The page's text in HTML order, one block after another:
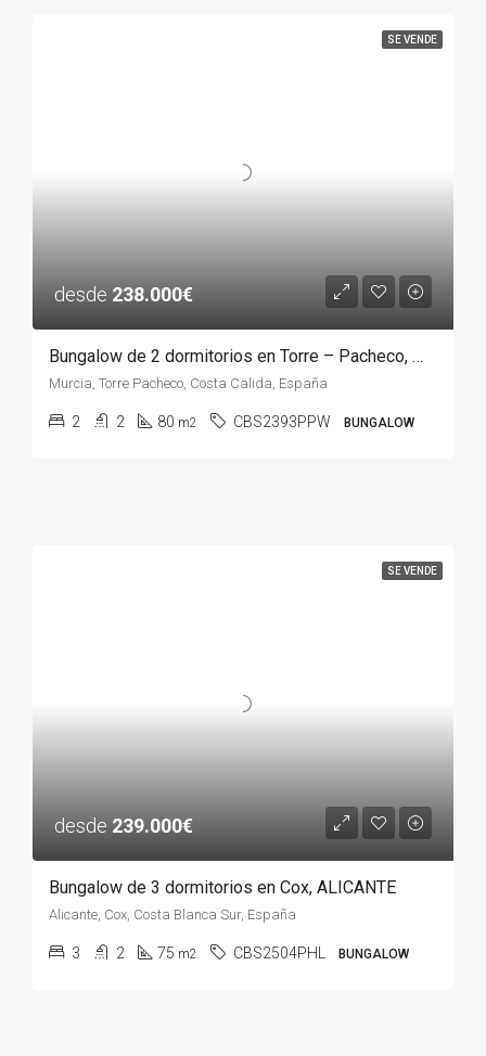
SE VENDE
desde 238.000€
Bungalow de 2 dormitorios en Torre – Pacheco, MURCIA
Murcia, Torre Pacheco, Costa Calida, España
2 2 80 m2 CBS2393PPW BUNGALOW
SE VENDE
desde 239.000€
Bungalow de 3 dormitorios en Cox, ALICANTE
Alicante, Cox, Costa Blanca Sur, España
3 2 75 m2 CBS2504PHL BUNGALOW